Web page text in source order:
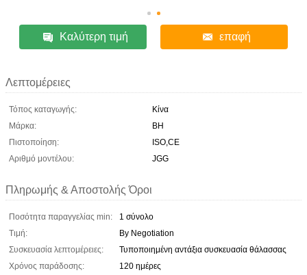
Καλύτερη τιμή επαφή
Λεπτομέρειες
Τόπος καταγωγής:
Κίνα
Μάρκα:
BH
Πιστοποίηση:
ISO,CE
Αριθμό μοντέλου:
JGG
Πληρωμής & Αποστολής Όροι
Ποσότητα παραγγελίας min:
1 σύνολο
Τιμή:
By Negotiation
Συσκευασία λεπτομέρειες:
Τυποποιημένη αντάξια συσκευασία θάλασσας
Χρόνος παράδοσης:
120 ημέρες